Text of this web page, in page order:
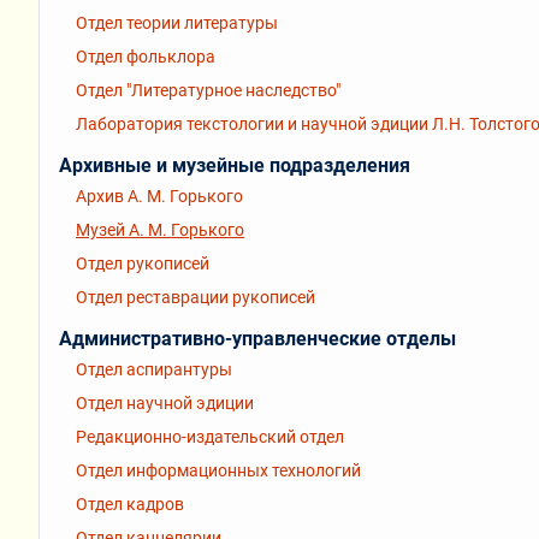
Отдел теории литературы
Отдел фольклора
Отдел "Литературное наследство"
Лаборатория текстологии и научной эдиции Л.Н. Толстого
Архивные и музейные подразделения
Архив А. М. Горького
Музей А. М. Горького
Отдел рукописей
Отдел реставрации рукописей
Административно-управленческие отделы
Отдел аспирантуры
Отдел научной эдиции
Редакционно-издательский отдел
Отдел информационных технологий
Отдел кадров